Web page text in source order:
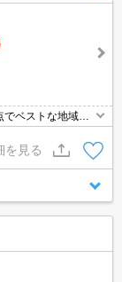
ベストな地域を
を見る